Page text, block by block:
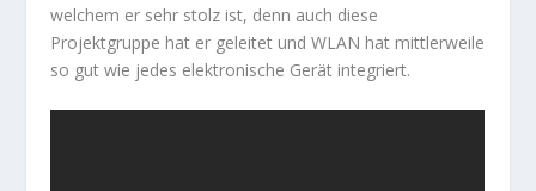
welchem er sehr stolz ist, denn auch diese
Projektgruppe hat er geleitet und WLAN hat mittlerweile
so gut wie jedes elektronische Gerät integriert.